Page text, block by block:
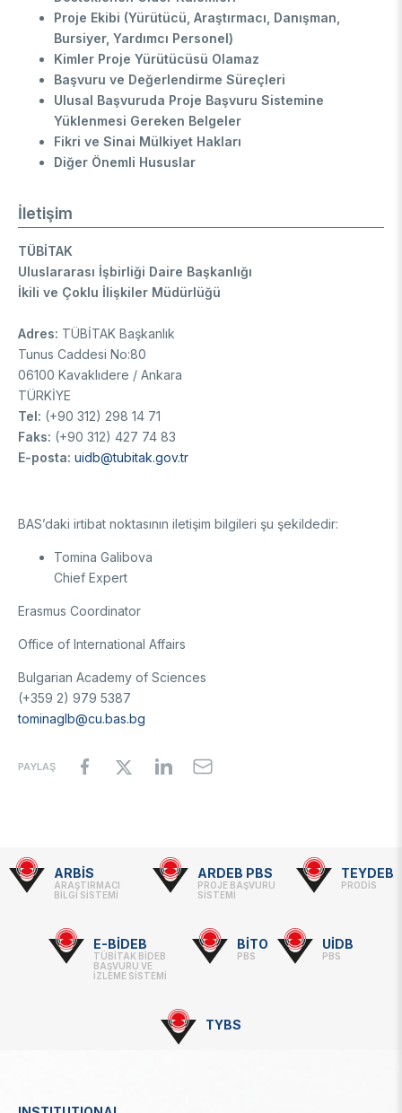
Proje Ekibi (Yürütücü, Araştırmacı, Danışman,
Bursiyer, Yardımcı Personel)
Kimler Proje Yürütücüsü Olamaz
Başvuru ve Değerlendirme Süreçleri
Ulusal Başvuruda Proje Başvuru Sistemine
Yüklenmesi Gereken Belgeler
Fikri ve Sinai Mülkiyet Hakları
Diğer Önemli Hususlar
İletişim
TÜBİTAK
Uluslararası İşbirliği Daire Başkanlığı
İkili ve Çoklu İlişkiler Müdürlüğü
Adres: TÜBİTAK Başkanlık
Tunus Caddesi No:80
06100 Kavaklıdere / Ankara
TÜRKİYE
Tel: (+90 312) 298 14 71
Faks: (+90 312) 427 74 83
E-posta: uidb@tubitak.gov.tr
BAS’daki irtibat noktasının iletişim bilgileri şu şekildedir:
Tomina Galibova
Chief Expert
Erasmus Coordinator
Office of International Affairs
Bulgarian Academy of Sciences
(+359 2) 979 5387
tominaglb@cu.bas.bg
PAYLAŞ
Footer
Linkler
ARBİS
ARAŞTIRMACI
BİLGİ SİSTEMİ
ARDEB PBS
PROJE BAŞVURU
SİSTEMİ
TEYDEB
PRODİS
E-BİDEB
TÜBİTAK BİDEB
BAŞVURU VE
İZLEME SİSTEMİ
BİTO
PBS
UİDB
PBS
TYBS